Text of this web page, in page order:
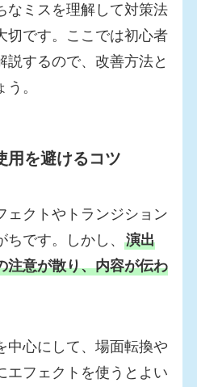
なミスを理解して対策法
切です。ここでは初心者
説するので、改善方法と
。
用を避けるコツ
ェクトやトランジション
ちです。しかし、演出
注意が散り、内容が伝わ
中心にして、場面転換や
エフェクトを使うとよい